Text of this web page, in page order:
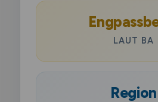
LAUT BA
Region